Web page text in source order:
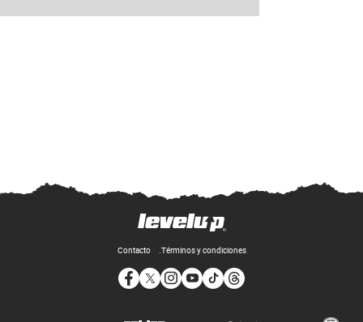
Contacto Términos y condiciones
Opens in new window
Opens in new window
Opens in new window
Opens in new window
Opens in new window
Opens in new window